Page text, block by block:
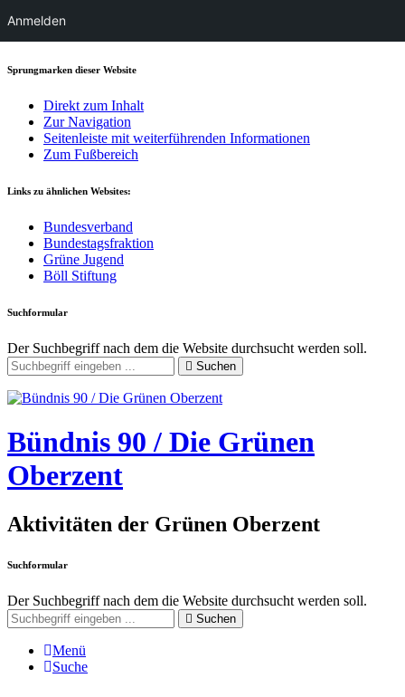
Sprungmarken dieser Website
Direkt zum Inhalt
Zur Navigation
Seitenleiste mit weiterführenden Informationen
Zum Fußbereich
Links zu ähnlichen Websites:
Bundesverband
Bundestagsfraktion
Grüne Jugend
Böll Stiftung
Suchformular
Der Suchbegriff nach dem die Website durchsucht werden soll.
Suchen
Bündnis 90 / Die Grünen
Oberzent
Aktivitäten der Grünen Oberzent
Suchformular
Der Suchbegriff nach dem die Website durchsucht werden soll.
Suchen
Menü
Suche
Anmelden